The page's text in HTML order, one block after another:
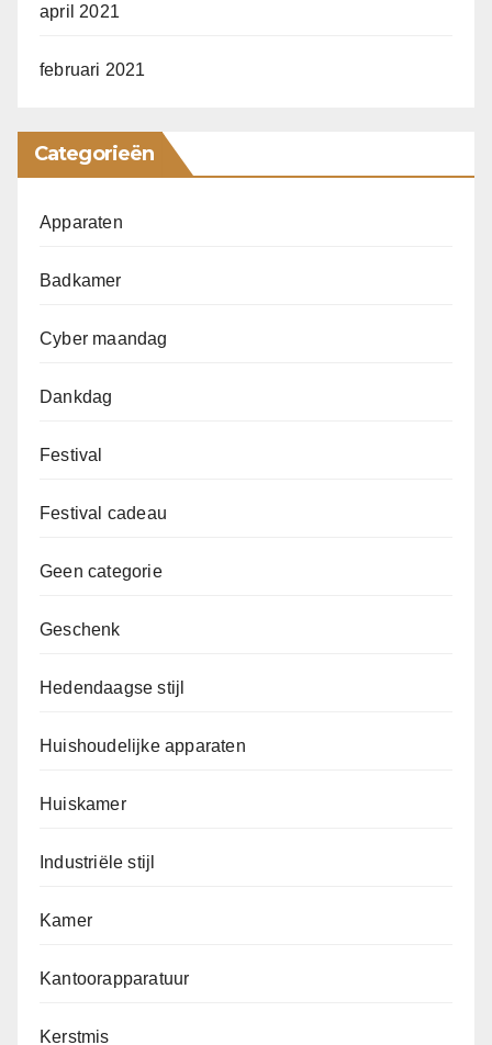
april 2021
februari 2021
Categorieën
Apparaten
Badkamer
Cyber maandag
Dankdag
Festival
Festival cadeau
Geen categorie
Geschenk
Hedendaagse stijl
Huishoudelijke apparaten
Huiskamer
Industriële stijl
Kamer
Kantoorapparatuur
Kerstmis